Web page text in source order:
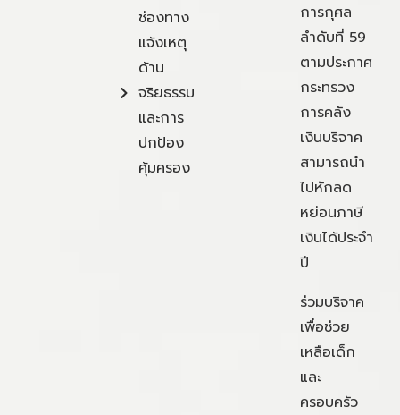
ช่องทาง
แจ้งเหตุ
ด้าน
จริยธรรม
และการ
ปกป้อง
คุ้มครอง
การกุศล
ลำดับที่ 59
ตามประกาศ
กระทรวง
การคลัง
เงินบริจาค
สามารถนำ
ไปหักลด
หย่อนภาษี
เงินได้ประจำ
ปี
ร่วมบริจาค
เพื่อช่วย
เหลือเด็ก
และ
ครอบครัว